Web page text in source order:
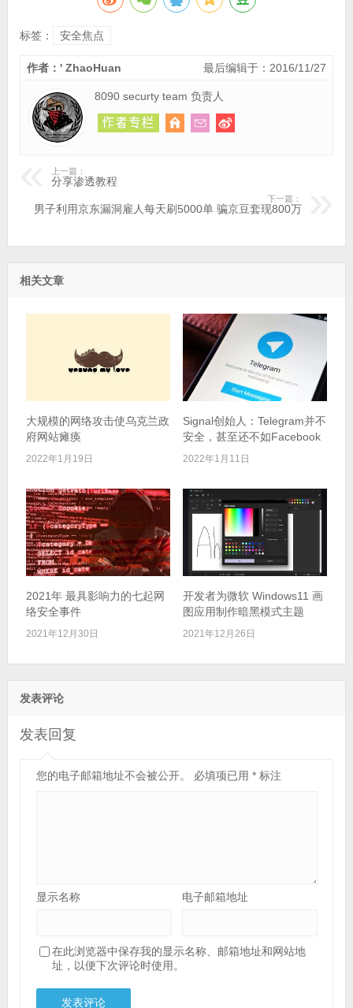
标签： 安全焦点
最后编辑于：2016/11/27
作者：' ZhaoHuan
8090 securty team 负责人
上一篇：
分享渗透教程
下一篇：
男子利用京东漏洞雇人每天刷5000单 骗京豆套现800万
相关文章
大规模的网络攻击使乌克兰政
府网站瘫痪
2022年1月19日
Signal创始人：Telegram并不
安全，甚至还不如Facebook
2022年1月11日
2021年 最具影响力的七起网
络安全事件
2021年12月30日
开发者为微软 Windows11 画
图应用制作暗黑模式主题
2021年12月26日
发表评论
发表回复
您的电子邮箱地址不会被公开。 必填项已用 *标注
显示名称 电子邮箱地址
在此浏览器中保存我的显示名称、邮箱地址和网站地
址，以便下次评论时使用。